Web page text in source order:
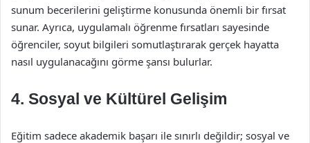
sunum becerilerini geliştirme konusunda önemli bir fırsat
sunar. Ayrıca, uygulamalı öğrenme fırsatları sayesinde
öğrenciler, soyut bilgileri somutlaştırarak gerçek hayatta
nasıl uygulanacağını görme şansı bulurlar.
4. Sosyal ve Kültürel Gelişim
Eğitim sadece akademik başarı ile sınırlı değildir; sosyal ve